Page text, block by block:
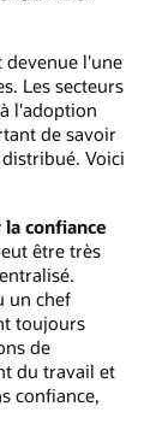
l'une
Les secteurs
l'adoption
de savoir
Voici
confiance
être très
un chef
toujours
de
du travail et
confiance,